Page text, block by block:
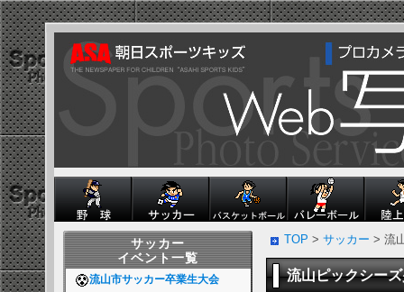
サッカー
イベント一覧
流山市サッカー卒業生大会
TOP > サッカー > 流
流山ピックシー